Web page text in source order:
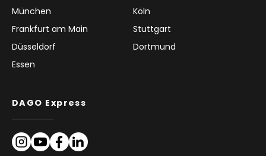
München
Köln
Frankfurt am Main
Stuttgart
Düsseldorf
Dortmund
Essen
DAGO Express